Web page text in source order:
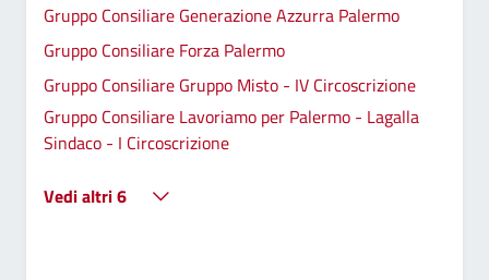
Gruppo Consiliare Generazione Azzurra Palermo
Gruppo Consiliare Forza Palermo
Gruppo Consiliare Gruppo Misto - IV Circoscrizione
Gruppo Consiliare Lavoriamo per Palermo - Lagalla
Sindaco - I Circoscrizione
Vedi altri 6